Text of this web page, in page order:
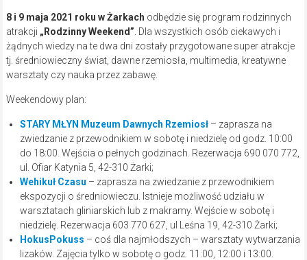
8 i 9 maja 2021 roku w Żarkach odbędzie się program rodzinnych
atrakcji „Rodzinny Weekend” . Dla wszystkich osób ciekawych i
żądnych wiedzy na te dwa dni zostały przygotowane super atrakcje
tj. średniowieczny świat, dawne rzemiosła, multimedia, kreatywne
warsztaty czy nauka przez zabawę.
Weekendowy plan:
STARY MŁYN Muzeum Dawnych Rzemiosł– zaprasza na
zwiedzanie z przewodnikiem w sobotę i niedzielę od godz. 10:00
do 18:00. Wejścia o pełnych godzinach. Rezerwacja 690 070 772,
ul. Ofiar Katynia 5, 42-310 Żarki;
Wehikuł Czasu – zaprasza na zwiedzanie z przewodnikiem
ekspozycji o średniowieczu. Istnieje możliwość udziału w
warsztatach gliniarskich lub z makramy. Wejście w sobotę i
niedzielę. Rezerwacja 603 770 627, ul Leśna 19, 42-310 Żarki;
HokusPokuss – coś dla najmłodszych – warsztaty wytwarzania
lizaków. Zajęcia tylko w sobotę o godz. 11:00, 12:00 i 13:00.